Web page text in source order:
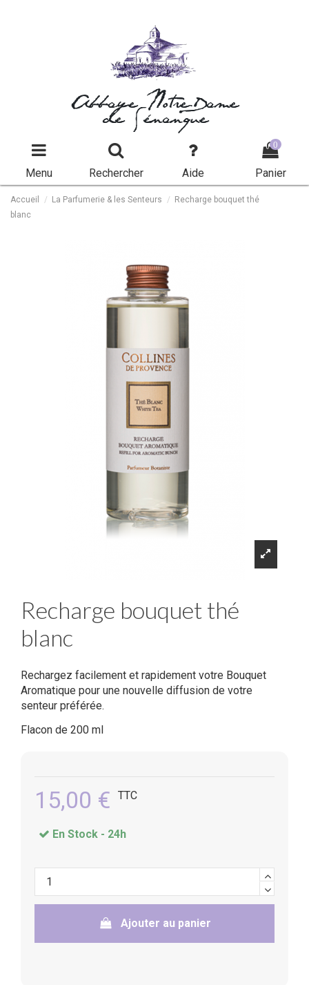
Abbaye Notre-Dame
de Sénanque
Menu Rechercher Aide
0
Panier
Accueil La Parfumerie & les Senteurs
Recharge bouquet thé
blanc
Recharge bouquet thé
blanc
Rechargez facilement et rapidement votre Bouquet
Aromatique pour une nouvelle diffusion de votre
senteur préférée.
Flacon de 200 ml
15,00 € TTC
En Stock - 24h
Ajouter au panier